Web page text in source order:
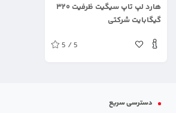
هارد لپ تاپ سیگیت ظرفیت ۳۲۰
گیگابایت شرکتی
5 / 5
دسترسی سریع